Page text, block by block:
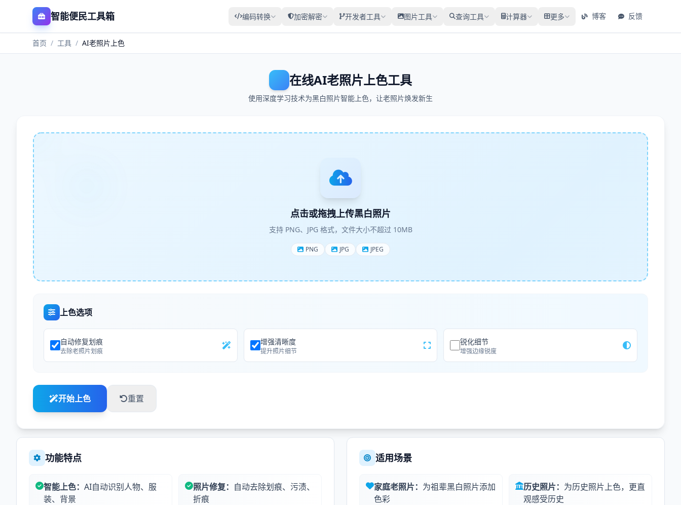
智能便民工具箱 编码转换 加密解密 开发者工具 图片工具 查询工具 计算器 更多 博客 反馈
首页 / 工具 / AI老照片上色
在线AI老照片上色工具
使用深度学习技术为黑白照片智能上色，让老照片焕发新生
点击或拖拽上传黑白照片
支持 PNG、JPG 格式，文件大小不超过 10MB
PNG JPG JPEG
上色选项
自动修复划痕
去除老照片划痕
增强清晰度
提升照片细节
锐化细节
增强边缘锐度
开始上色 重置
功能特点
智能上色： AI自动识别人物、服
装、背景
照片修复： 自动去除划痕、污渍、
折痕
适用场景
家庭老照片： 为祖辈黑白照片添加
色彩
历史照片： 为历史照片上色，更直
观感受历史